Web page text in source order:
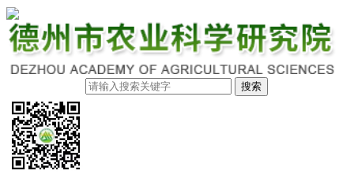
搜索